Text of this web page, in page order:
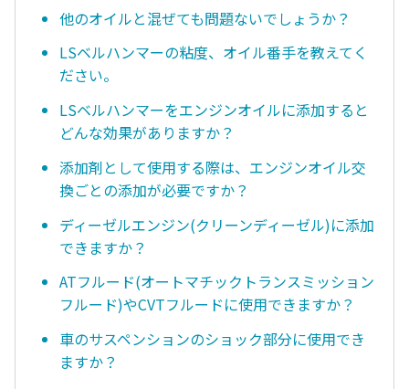
他のオイルと混ぜても問題ないでしょうか？
LSベルハンマーの粘度、オイル番手を教えてく
ださい。
LSベルハンマーをエンジンオイルに添加すると
どんな効果がありますか？
添加剤として使用する際は、エンジンオイル交
換ごとの添加が必要ですか？
ディーゼルエンジン(クリーンディーゼル)に添加
できますか？
ATフルード(オートマチックトランスミッション
フルード)やCVTフルードに使用できますか？
車のサスペンションのショック部分に使用でき
ますか？